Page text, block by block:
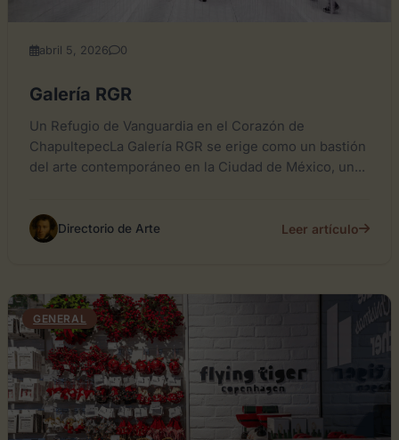
abril 5, 2026 0
Galería RGR
Un Refugio de Vanguardia en el Corazón de
ChapultepecLa Galería RGR se erige como un bastión
del arte contemporáneo en la Ciudad de México, un...
Directorio de Arte Leer artículo
GENERAL